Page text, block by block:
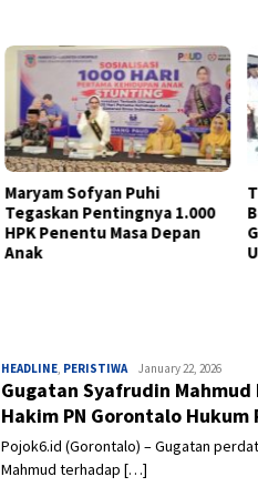
Maryam Sofyan Puhi
Tegaskan Pentingnya 1.000
HPK Penentu Masa Depan
Anak
HEADLINE PERISTIWA Admin
January 22, 2026
Gugatan Syafrudin
Hakim PN Gorontalo Hukum
Pojok6.id (Gorontalo) – Gugatan
Mahmud terhadap […]